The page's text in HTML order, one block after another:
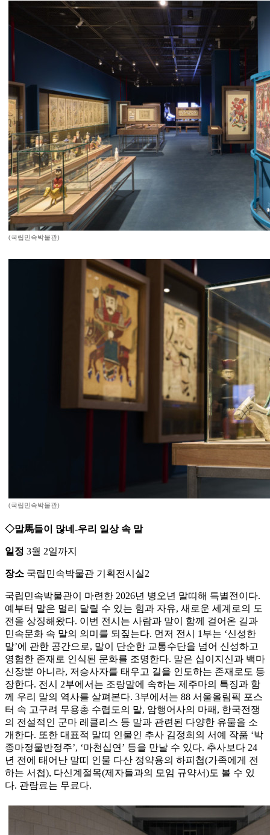
(국립민속박물관)
(국립민속박물관)
◇말馬들이 많네-우리 일상 속 말
일정 3월 2일까지
장소 국립민속박물관 기획전시실2
국립민속박물관이 마련한 2026년 병오년 말띠해 특별전이다.
예부터 말은 멀리 달릴 수 있는 힘과 자유, 새로운 세계로의 도
전을 상징해왔다. 이번 전시는 사람과 말이 함께 걸어온 길과
민속문화 속 말의 의미를 되짚는다. 먼저 전시 1부는 ‘신성한
말’에 관한 공간으로, 말이 단순한 교통수단을 넘어 신성하고
영험한 존재로 인식된 문화를 조명한다. 말은 십이지신과 백마
신장뿐 아니라, 저승사자를 태우고 길을 인도하는 존재로도 등
장한다. 전시 2부에서는 조랑말에 속하는 제주마의 특징과 함
께 우리 말의 역사를 살펴본다. 3부에서는 88 서울올림픽 포스
터 속 고구려 무용총 수렵도의 말, 암행어사의 마패, 한국전쟁
의 전설적인 군마 레클리스 등 말과 관련된 다양한 유물을 소
개한다. 또한 대표적 말띠 인물인 추사 김정희의 서예 작품 ‘박
종마정물반정주’, ‘마천십연’ 등을 만날 수 있다. 추사보다 24
년 전에 태어난 말띠 인물 다산 정약용의 하피첩(가족에게 전
하는 서첩), 다신계절목(제자들과의 모임 규약서)도 볼 수 있
다. 관람료는 무료다.